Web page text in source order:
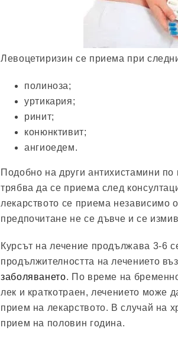
Левоцетиризин се приема при
полиноза;
уртикария;
ринит;
конюнктивит;
ангиоедем.
Подобно на други антихистамини
трябва да се приема след
лекарството се приема независимо
предпочитане не се дъвче и се
Курсът на лечение продължава 3-6
продължителността на лечението
заболяването. По време на
лек и краткотраен, лечението може
прием на лекарството. В случай на
прием на половин година.